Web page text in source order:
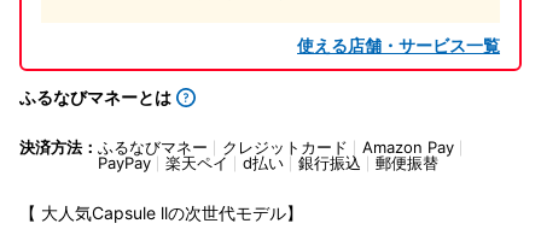
使える店舗・サービス一覧
ふるなびマネーとは
決済方法： ふるなびマネー クレジットカード
Amazon Pay
PayPay
楽天ペイ d払い 銀行振込 郵便振替
【 大人気Capsule llの次世代モデル】